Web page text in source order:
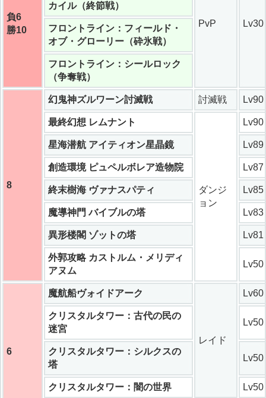
負6
勝10
PvP Lv30
カイル（終節戦）
フロントライン：フィールド・
オブ・グローリー（砕氷戦）
フロントライン：シールロック
（争奪戦）
8
幻鬼神ズルワーン討滅戦 討滅戦 Lv90
最終幻想 レムナント
ダンジ
ョン
Lv90
星海潜航 アイティオン星晶鏡 Lv89
創造環境 ピュペルボレア造物院 Lv87
終末樹海 ヴァナスパティ Lv85
魔導神門 バイブルの塔 Lv83
異形楼閣 ゾットの塔 Lv81
外郭攻略 カストルム・メリディ
アヌム
Lv50
6
魔航船ヴォイドアーク
レイド
Lv60
クリスタルタワー：古代の民の
迷宮
Lv50
クリスタルタワー：シルクスの
塔
Lv50
クリスタルタワー：闇の世界 Lv50